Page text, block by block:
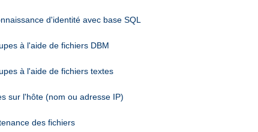
d'identité avec base SQL
à l'aide de fichiers DBM
à l'aide de fichiers textes
sur l'hôte (nom ou adresse IP)
des fichiers